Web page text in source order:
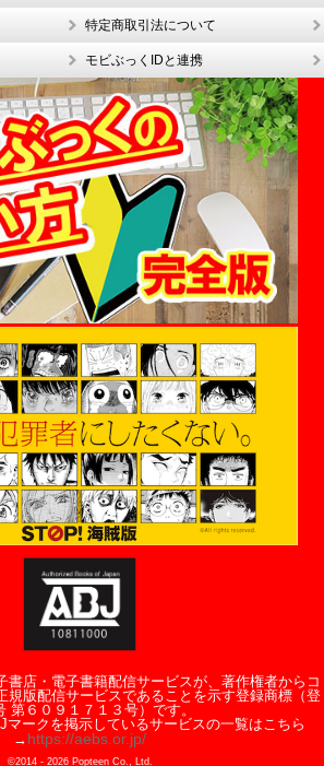
特定商取引法について
モビぶっくIDと連携
書店・電子書籍配信サービスが、著作権者からコ
規版配信サービスであることを示す登録商標（登
第６０９１７１３号）です。
ークを掲示しているサービスの一覧はこちら
→ https://aebs.or.jp/
©2014 - 2026Popteen Co., Ltd.